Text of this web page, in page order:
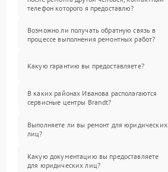
телефон которого я предоставлю?
Возможно ли получать обратную связь в
процессе выполнения ремонтных работ?
Какую гарантию вы предоставляете?
В каких районах Иванова располагаются
сервисные центры Brandt?
Выполняете ли вы ремонт для юридических
лиц?
Какую документацию вы предоставляете
для юридических лиц?